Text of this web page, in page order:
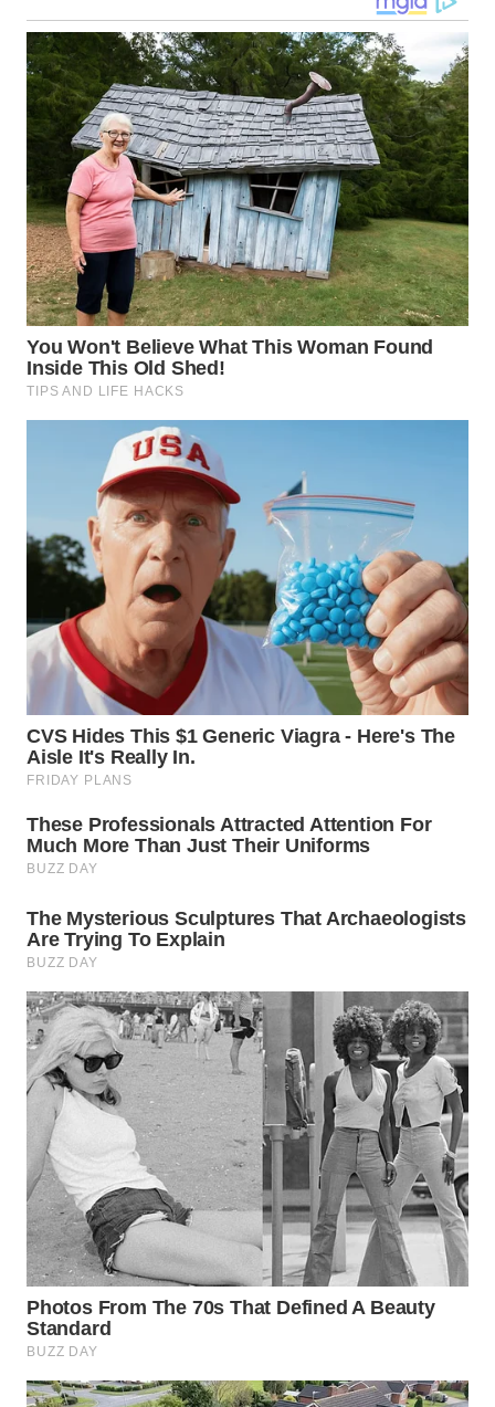
WN
BEKASI
WN
BOGOR
WN
DEPOK
WN
TAPANULI
UTARA
WN
SAMOSIR
WN
SUMEDANG
WN
CIANJUR
WN
KEPULAUAN
SERIBU
WN
TANGERANG
WN
BINJAI
WN
CIREBON
WN
INDRAMAYU
WN
KUNINGAN
WN
MAJALENGKA
WN
SUBANG